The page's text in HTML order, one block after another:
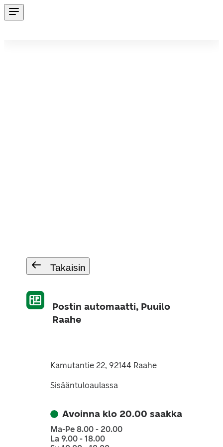
Takaisin
Postin automaatti, Puuilo
Raahe
Kamutantie 22, 92144 Raahe
Sisääntuloaulassa
Avoinna klo 20.00 saakka
Ma-Pe 8.00 - 20.00
La 9.00 - 18.00